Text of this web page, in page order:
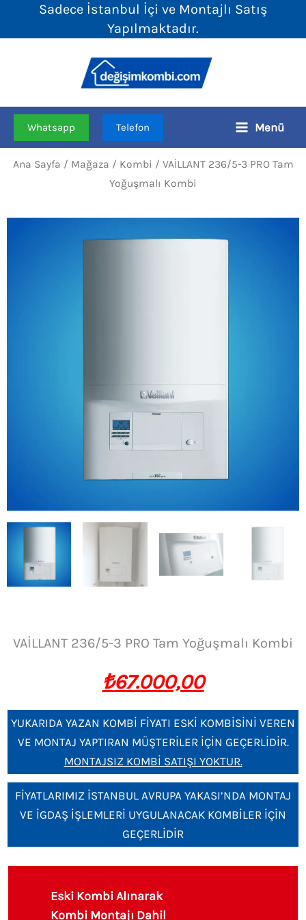
Sadece İstanbul İçi ve Montajlı Satış
Yapılmaktadır.
Whatsapp Telefon Menü
Ana Sayfa / Mağaza / Kombi / VAİLLANT 236/5-3 PRO Tam
Yoğuşmalı Kombi
VAİLLANT 236/5-3 PRO Tam Yoğuşmalı Kombi
₺67.000,00
YUKARIDA YAZAN KOMBİ FİYATI ESKİ KOMBİSİNİ VEREN
VE MONTAJ YAPTIRAN MÜŞTERİLER İÇİN GEÇERLİDİR.
MONTAJSIZ KOMBİ SATIŞI YOKTUR.
FİYATLARIMIZ İSTANBUL AVRUPA YAKASI’NDA MONTAJ
VE İGDAŞ İŞLEMLERİ UYGULANACAK KOMBİLER İÇİN
GEÇERLİDİR
Eski Kombi Alınarak
Kombi Montajı Dahil
VAİLLANT